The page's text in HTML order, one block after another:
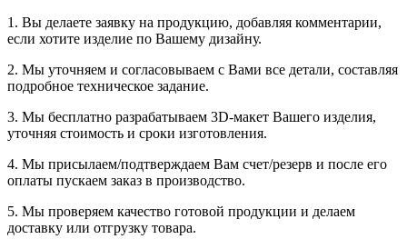
1. Вы делаете заявку на продукцию, добавляя комментарии,
если хотите изделие по Вашему дизайну.
2. Мы уточняем и согласовываем с Вами все детали, составляя
подробное техническое задание.
3. Мы бесплатно разрабатываем 3D-макет Вашего изделия,
уточняя стоимость и сроки изготовления.
4. Мы присылаем/подтверждаем Вам счет/резерв и после его
оплаты пускаем заказ в производство.
5. Мы проверяем качество готовой продукции и делаем
доставку или отгрузку товара.